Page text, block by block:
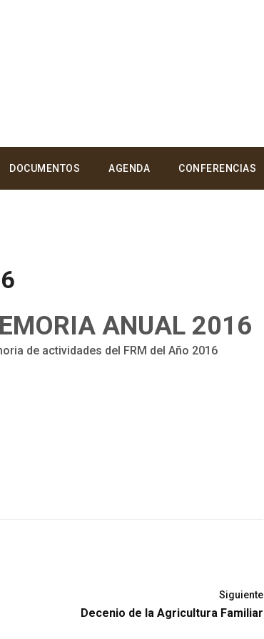
DOCUMENTOS AGENDA CONFERENCIAS
ANUAL 2016
de actividades del FRM del Año 2016
Siguiente
Decenio de la Agricultura Familiar